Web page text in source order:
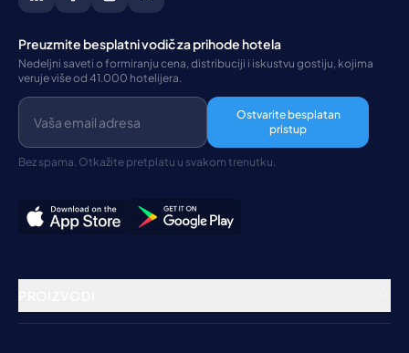
Preuzmite besplatni vodič za prihode hotela
Nedeljni saveti o formiranju cena, distribuciji i iskustvu gostiju, kojima
veruje više od 41.000 hotelijera.
Ostvarite besplatan
pristup
Bez spama. Otkažite pretplatu u svakom trenutku.
Rezervacioni sistem